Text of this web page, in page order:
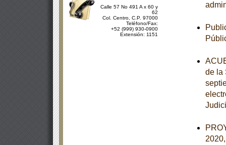
Calle 57 No 491 A x 60 y
62
Col. Centro, C.P. 97000
Teléfono/Fax:
+52 (999) 930-0900
Extensión: 1151
de la